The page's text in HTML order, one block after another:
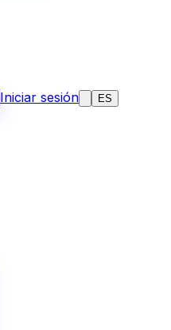
Iniciar sesión ES